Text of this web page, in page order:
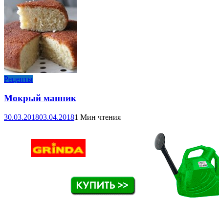
Рецепты
Мокрый манник
30.03.201803.04.20181 Мин чтения